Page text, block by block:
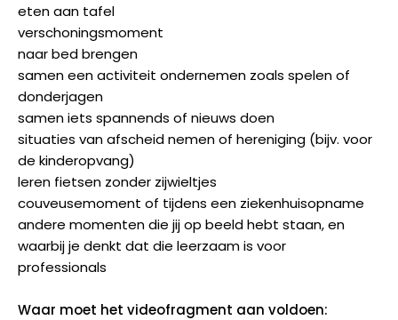
eten aan tafel
verschoningsmoment
naar bed brengen
samen een activiteit ondernemen zoals spelen of
donderjagen
samen iets spannends of nieuws doen
situaties van afscheid nemen of hereniging (bijv. voor
de kinderopvang)
leren fietsen zonder zijwieltjes
couveusemoment of tijdens een ziekenhuisopname
andere momenten die jij op beeld hebt staan, en
waarbij je denkt dat die leerzaam is voor
professionals
Waar moet het videofragment aan voldoen: